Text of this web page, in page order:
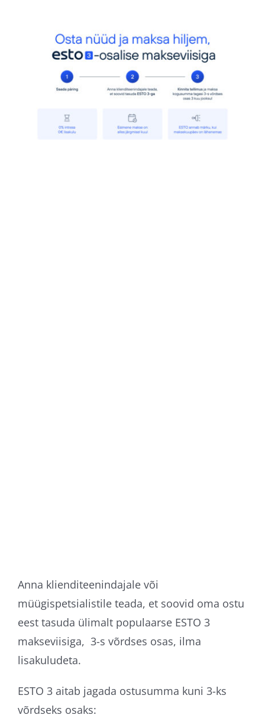
Anna klienditeenindajale või
müügispetsialistile teada, et soovid oma ostu
eest tasuda ülimalt populaarse ESTO 3
makseviisiga, 3-s võrdses osas, ilma
lisakuludeta.
ESTO 3 aitab jagada ostusumma kuni 3-ks
võrdseks osaks: